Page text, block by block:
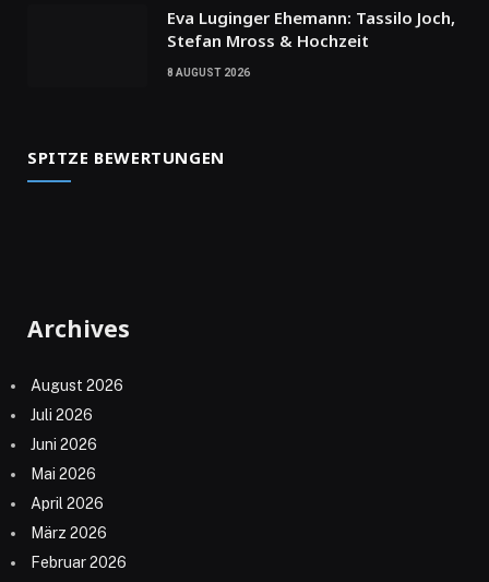
Eva Luginger Ehemann: Tassilo Joch,
Stefan Mross & Hochzeit
8 AUGUST 2026
SPITZE BEWERTUNGEN
Archives
August 2026
Juli 2026
Juni 2026
Mai 2026
April 2026
März 2026
Februar 2026